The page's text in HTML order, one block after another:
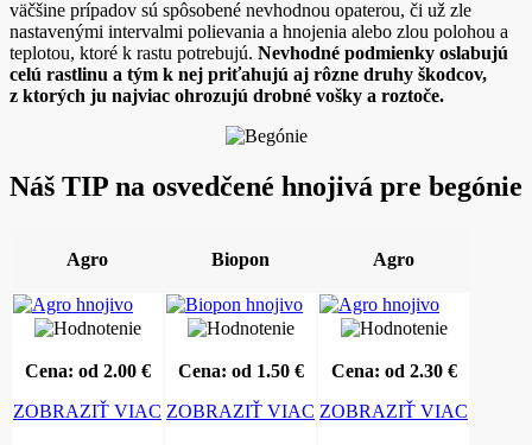
väčšine prípadov sú spôsobené nevhodnou opaterou, či už zle
nastavenými intervalmi polievania a hnojenia alebo zlou polohou a
teplotou, ktoré k rastu potrebujú. Nevhodné podmienky oslabujú
celú rastlinu a tým k nej priťahujú aj rôzne druhy škodcov,
z ktorých ju najviac ohrozujú drobné vošky a roztoče.
Náš TIP na osvedčené hnojivá pre begónie
Agro Biopon Agro
Cena: od 2.00 €
ZOBRAZIŤ VIAC
Cena: od 1.50 €
ZOBRAZIŤ VIAC
Cena: od 2.30 €
ZOBRAZIŤ VIAC